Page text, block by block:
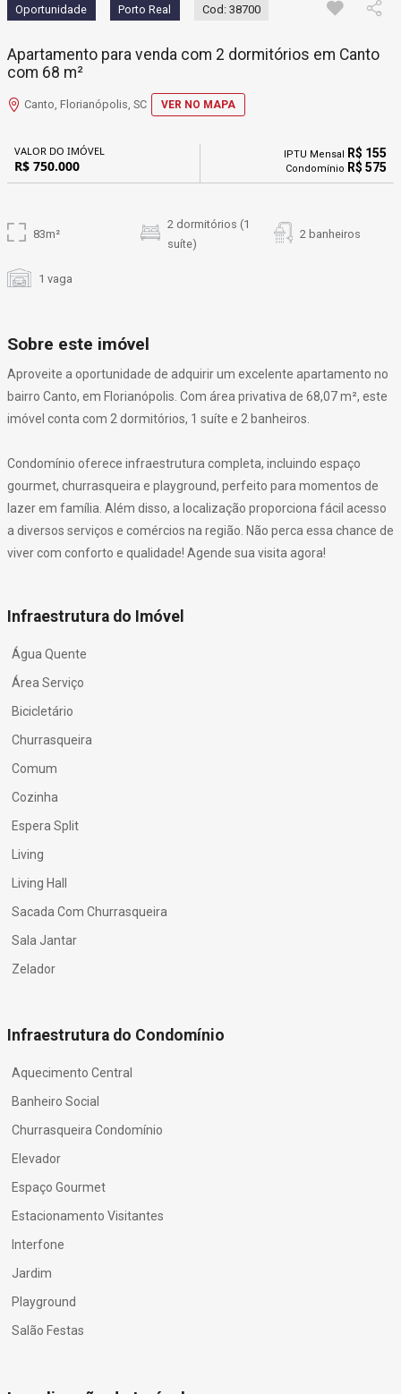
Oportunidade Porto Real Cod: 38700
Apartamento para venda com 2 dormitórios em Canto
com 68 m²
Canto, Florianópolis, SC VER NO MAPA
VALOR DO IMÓVEL
R$ 750.000
IPTU Mensal R$ 155
Condomínio R$ 575
83m²
2 dormitórios (1
suíte)
2 banheiros
1 vaga
Sobre este imóvel
Aproveite a oportunidade de adquirir um excelente apartamento no
bairro Canto, em Florianópolis. Com área privativa de 68,07 m², este
imóvel conta com 2 dormitórios, 1 suíte e 2 banheiros.
Condomínio oferece infraestrutura completa, incluindo espaço
gourmet, churrasqueira e playground, perfeito para momentos de
lazer em família. Além disso, a localização proporciona fácil acesso
a diversos serviços e comércios na região. Não perca essa chance de
viver com conforto e qualidade! Agende sua visita agora!
Infraestrutura do Imóvel
Água Quente
Área Serviço
Bicicletário
Churrasqueira
Comum
Cozinha
Espera Split
Living
Living Hall
Sacada Com Churrasqueira
Sala Jantar
Zelador
Infraestrutura do Condomínio
Aquecimento Central
Banheiro Social
Churrasqueira Condomínio
Elevador
Espaço Gourmet
Estacionamento Visitantes
Interfone
Jardim
Playground
Salão Festas